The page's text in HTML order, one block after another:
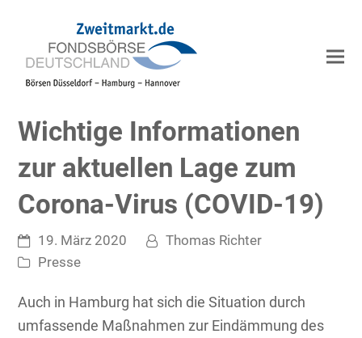
Wichtige Informationen
zur aktuellen Lage zum
Corona-Virus (COVID-19)
19. März 2020
Thomas Richter
Presse
Auch in Hamburg hat sich die Situation durch
umfassende Maßnahmen zur Eindämmung des